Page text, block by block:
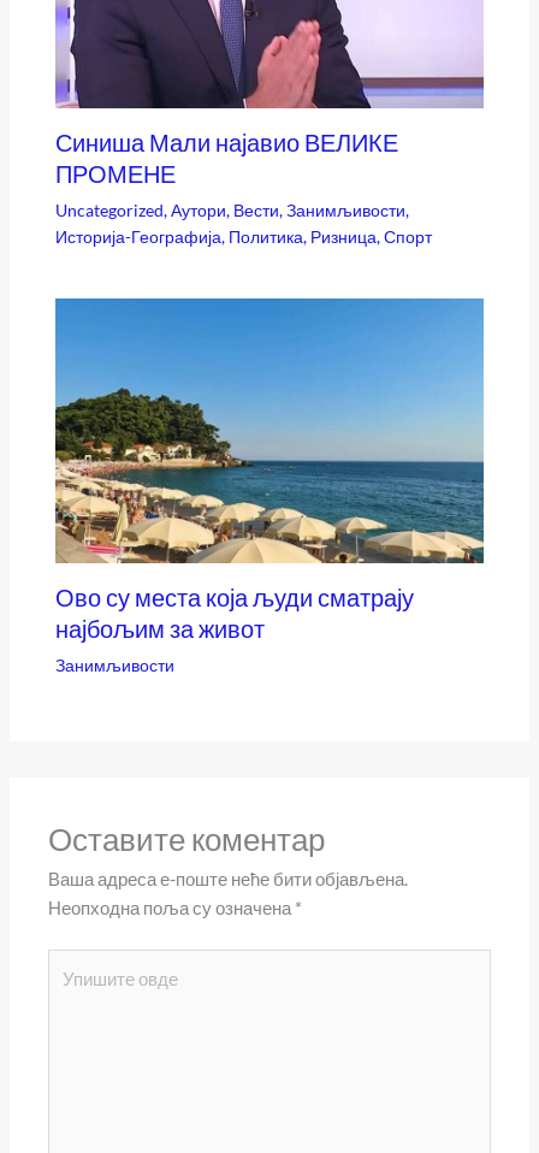
Синиша Мали најавио ВЕЛИКЕ
ПРОМЕНЕ
Uncategorized,Аутори, Вести,Занимљивости,
Историја-Географија, Политика, Ризница,Спорт
Ово су места која људи сматрају
најбољим за живот
Занимљивости
Оставите коментар
Ваша адреса е-поште неће бити објављена.
Неопходна поља су означена *
овде